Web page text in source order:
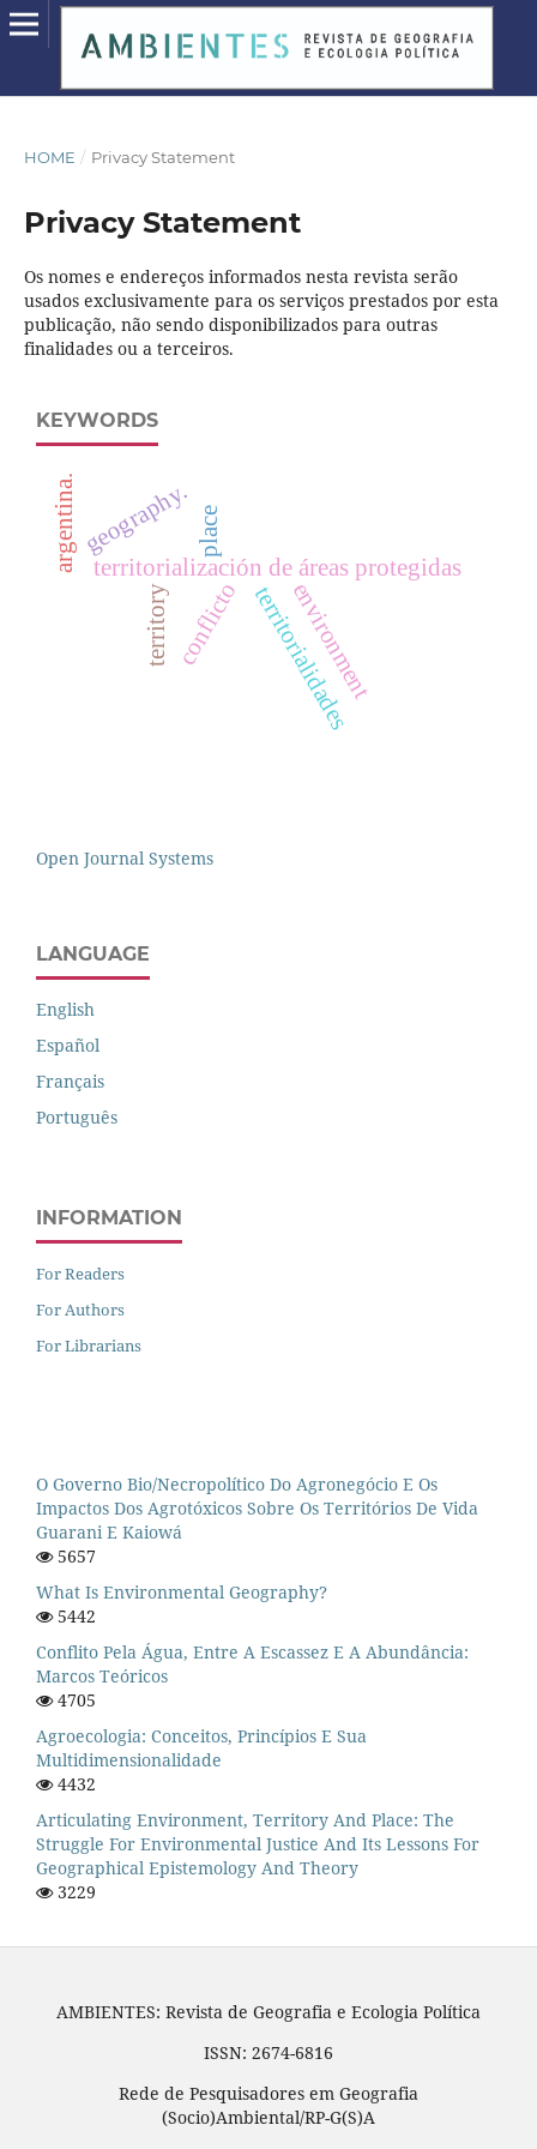
HOME / Privacy Statement
Privacy Statement
Os nomes e endereços informados nesta revista serão
usados exclusivamente para os serviços prestados por esta
publicação, não sendo disponibilizados para outras
finalidades ou a terceiros.
KEYWORDS
territorialización de áreas protegidas
territorialidades
conflicto
argentina.
environment
territory
place
geography.
Open Journal Systems
LANGUAGE
English
Español
Français
Português
INFORMATION
For Readers
For Authors
For Librarians
O Governo Bio/necropolítico Do Agronegócio E Os
Impactos Dos Agrotóxicos Sobre Os Territórios De Vida
Guarani E Kaiowá
5657
What Is Environmental Geography?
5442
Conflito Pela Água, Entre A Escassez E A Abundância:
Marcos Teóricos
4705
Agroecologia: Conceitos, Princípios E Sua
Multidimensionalidade
4432
Articulating Environment, Territory And Place: The
Struggle For Environmental Justice And Its Lessons For
Geographical Epistemology And Theory
3229
AMBIENTES: Revista de Geografia e Ecologia Política
ISSN: 2674-6816
Rede de Pesquisadores em Geografia
(Socio)Ambiental/RP-G(S)A